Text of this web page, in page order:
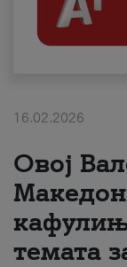
Надополни
Плати сметка
16.02.2026
Овој
темата